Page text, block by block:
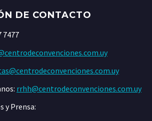
DE CONTACTO
7477
rrhh@centrodeconvenciones.com.uy
y Prensa: